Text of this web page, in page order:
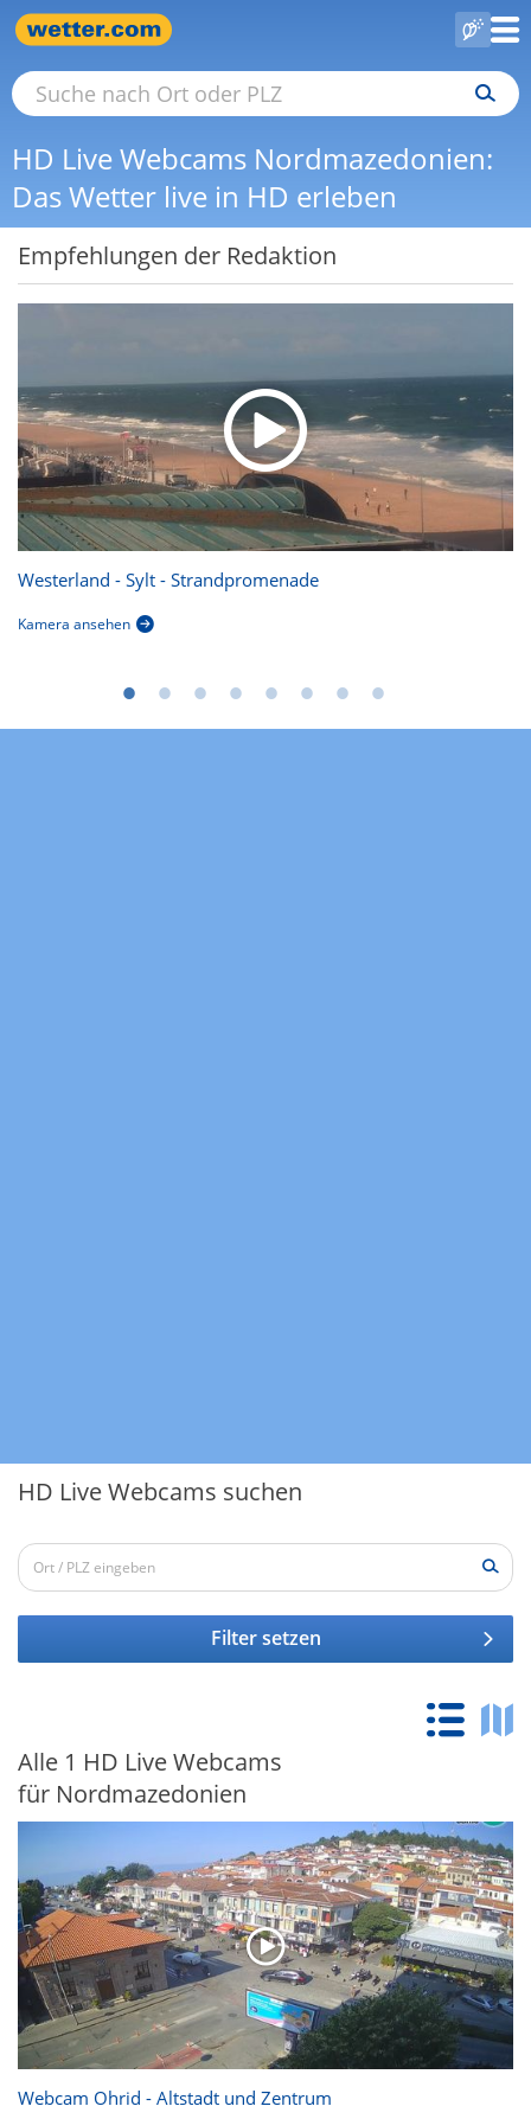
HD Live Webcams Nordmazedonien:
Das Wetter live in HD erleben
Empfehlungen der Redaktion
Westerland - Sylt - Strandpromenade
Kamera ansehen
HD Live Webcams suchen
Filter setzen
Alle 1 HD Live Webcams
für Nordmazedonien
Webcam Ohrid - Altstadt und Zentrum